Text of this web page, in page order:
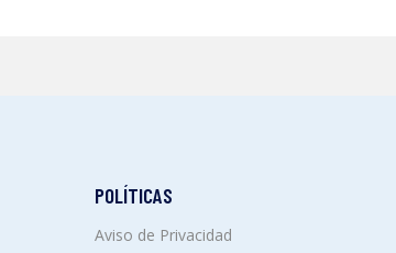
POLÍTICAS
Aviso de Privacidad